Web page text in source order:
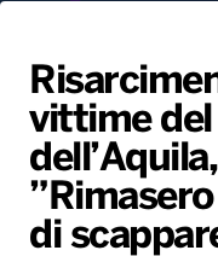
Locali
Sport
Radio
Playlist
Gallery
Radio Norba
Voce al Bari
Battiti Live
vittime
di